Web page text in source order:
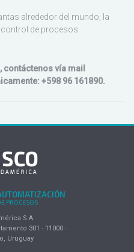
alrededor del mundo, la
control de procesos
vía mail
+598 96 161890.
PROCESOS
S.A.
301 · 11000 ·
Uruguay